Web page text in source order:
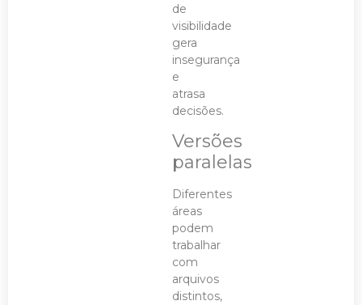
de
visibilidade
gera
insegurança
e
atrasa
decisões.
Versões
paralelas
Diferentes
áreas
podem
trabalhar
com
arquivos
distintos,